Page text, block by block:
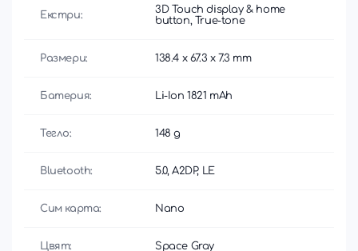
Екстри:
3D Touch display & home
button, True-tone
Размери: 138.4 x 67.3 x 7.3 mm
Батерия: Li-Ion 1821 mAh
Тегло: 148 g
Bluetooth: 5.0, A2DP, LE
Сим карта: Nano
Цвят: Space Gray